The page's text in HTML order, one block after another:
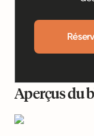
Aperçus du